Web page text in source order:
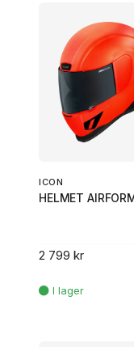
ICON
HELMET
2 799 kr